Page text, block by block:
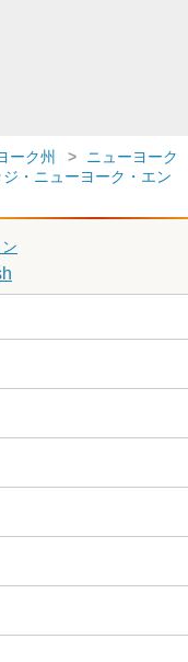
ーク州
ニューヨーク
・ニューヨーク・エン